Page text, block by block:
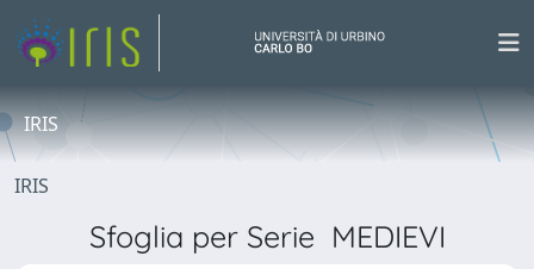
IRIS
IRIS
Sfoglia per Serie MEDIEVI